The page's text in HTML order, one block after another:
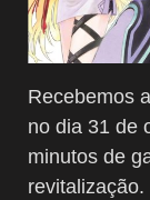
Recebemos
no dia 31 de
minutos de
revitalização.